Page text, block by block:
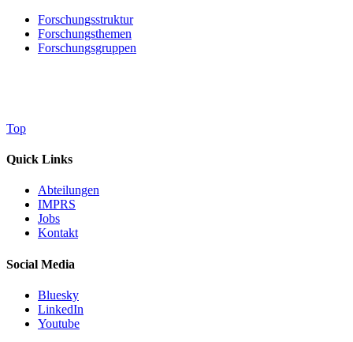
Forschungsstruktur
Forschungsthemen
Forschungsgruppen
Top
Quick Links
Abteilungen
IMPRS
Jobs
Kontakt
Social Media
Bluesky
LinkedIn
Youtube